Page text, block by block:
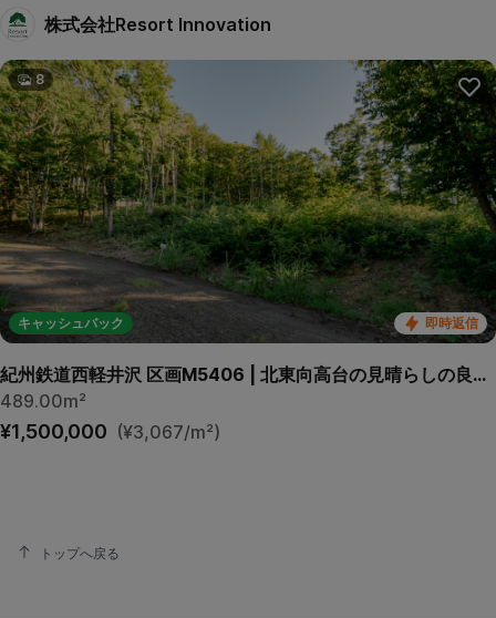
株式会社Resort Innovation
即時返信
キャッシュバック
8
紀州鉄道西軽井沢 区画M5406 | 北東向高台の見晴らしの良い緩傾斜区画です。
489.00m²
¥1,500,000 (¥3,067/m²)
トップへ戻る